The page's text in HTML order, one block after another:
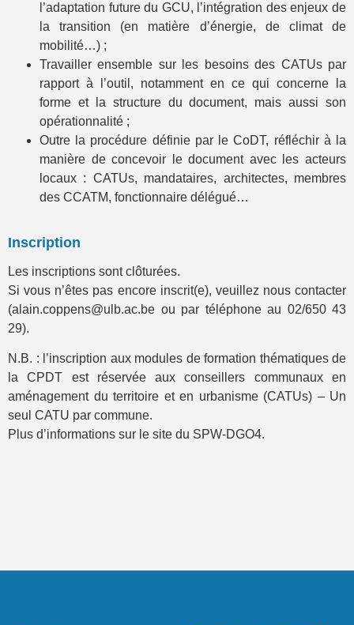
l’adaptation future du GCU, l’intégration des enjeux de
la transition (en matière d’énergie, de climat de
mobilité…) ;
Travailler ensemble sur les besoins des CATUs par
rapport à l’outil, notamment en ce qui concerne la
forme et la structure du document, mais aussi son
opérationnalité ;
Outre la procédure définie par le CoDT, réfléchir à la
manière de concevoir le document avec les acteurs
locaux : CATUs, mandataires, architectes, membres
des CCATM, fonctionnaire délégué…
Inscription
Les inscriptions sont clôturées.
Si vous n’êtes pas encore inscrit(e), veuillez nous contacter
(alain.coppens@ulb.ac.be ou par téléphone au 02/650 43
29).
N.B. : l’inscription aux modules de formation thématiques de
la CPDT est réservée aux conseillers communaux en
aménagement du territoire et en urbanisme (CATUs) – Un
seul CATU par commune.
Plus d’informations sur le site du SPW-DGO4.